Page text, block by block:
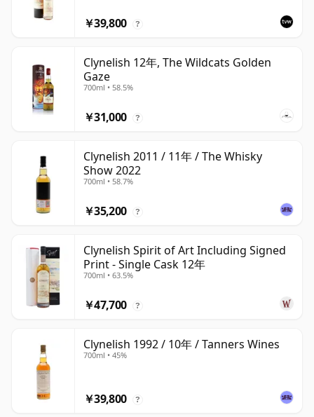
￥39,800 ?
Clynelish 12年, The Wildcats Golden
Gaze
700ml • 58.5%
￥31,000 ?
Clynelish 2011 / 11年 / The Whisky
Show 2022
700ml • 58.7%
￥35,200 ?
Clynelish Spirit of Art Including Signed
Print - Single Cask 12年
700ml • 63.5%
￥47,700 ?
Clynelish 1992 / 10年 / Tanners Wines
700ml • 45%
￥39,800 ?